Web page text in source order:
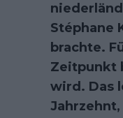
Stéphane
brachte.
Zeitpunkt
wird. Das
Jahrzehnt,